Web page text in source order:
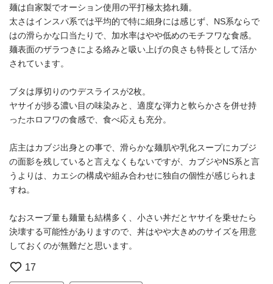
麺は自家製でオーション使用の平打極太捻れ麺。
太さはインスパ系では平均的で特に細身には感じず、NS系ならで
はの滑らかな口当たりで、加水率はやや低めのモチフワな食感。
麺表面のザラつきによる絡みと吸い上げの良さも特長として活か
されています。
ブタは厚切りのウデスライスが2枚。
ヤサイが捗る濃い目の味染みと、適度な弾力と軟らかさを併せ持
ったホロフワの食感で、食べ応えも充分。
店主はカブジ出身との事で、滑らかな麺肌や乳化スープにカブジ
の面影を残していると言えなくもないですが、カブジやNS系と言
うよりは、カエシの構成や組み合わせに独自の個性が感じられま
すね。
なおスープ量も麺量も結構多く、小さい丼だとヤサイを乗せたら
決壊する可能性がありますので、丼はやや大きめのサイズを用意
しておくのが無難だと思います。
17